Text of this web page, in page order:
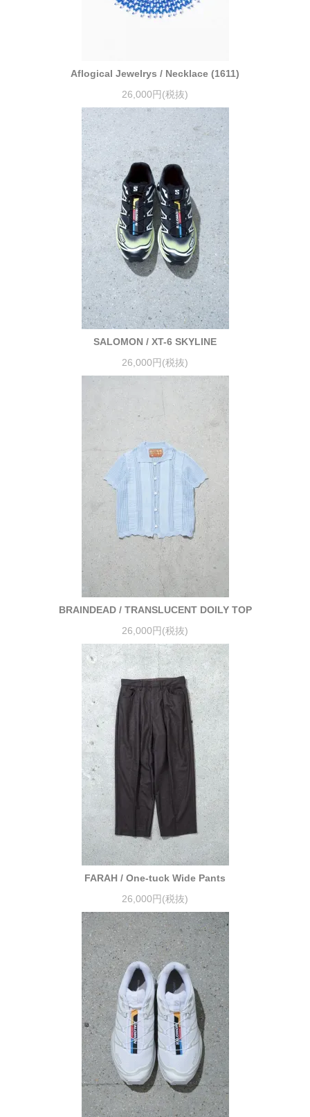
Aflogical Jewelrys / Necklace (1611)
26,000円(税抜)
SALOMON / XT-6 SKYLINE
26,000円(税抜)
BRAINDEAD / TRANSLUCENT DOILY TOP
26,000円(税抜)
FARAH / One-tuck Wide Pants
26,000円(税抜)